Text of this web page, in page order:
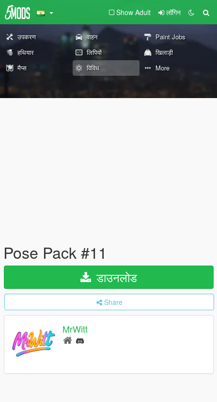
Show Adult लॉगिन
उपकरण वाहन
Paint Jobs
हथियार
लिपियों
खिलाड़ी
मैप्स
विविध More
Pose Pack #11
डाउनलोड
Share
MrWitt